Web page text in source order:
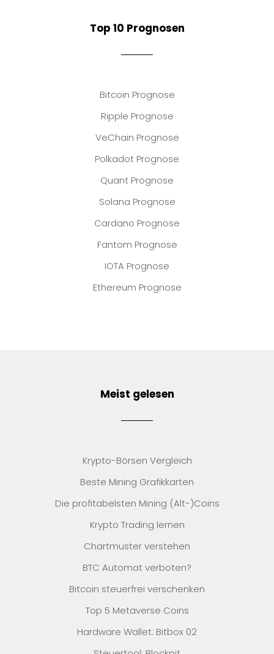
Top 10 Prognosen
Bitcoin Prognose
Ripple Prognose
VeChain Prognose
Polkadot Prognose
Quant Prognose
Solana Prognose
Cardano Prognose
Fantom Prognose
IOTA Prognose
Ethereum Prognose
Meist gelesen
Krypto-Börsen Vergleich
Beste Mining Grafikkarten
Die profitabelsten Mining (Alt-)Coins
Krypto Trading lernen
Chartmuster verstehen
BTC Automat verboten?
Bitcoin steuerfrei verschenken
Top 5 Metaverse Coins
Hardware Wallet: Bitbox 02